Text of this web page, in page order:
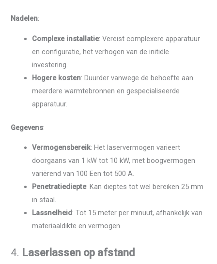
Nadelen:
Complexe installatie: Vereist complexere apparatuur
en configuratie, het verhogen van de initiële
investering.
Hogere kosten: Duurder vanwege de behoefte aan
meerdere warmtebronnen en gespecialiseerde
apparatuur.
Gegevens:
Vermogensbereik: Het laservermogen varieert
doorgaans van 1 kW tot 10 kW, met boogvermogen
variërend van 100 Een tot 500 A.
Penetratiediepte: Kan dieptes tot wel bereiken 25 mm
in staal.
Lassnelheid: Tot 15 meter per minuut, afhankelijk van
materiaaldikte en vermogen.
4. Laserlassen op afstand